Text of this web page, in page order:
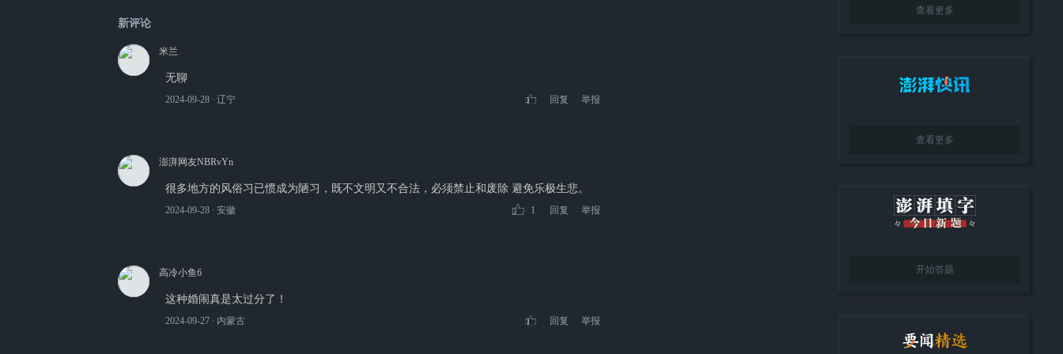
新评论
米兰
无聊
2024-09-28 ∙ 辽宁 回复 举报
澎湃网友NBRvYn
很多地方的风俗习已惯成为陋习，既不文明又不合法，必须禁止和废除 避免乐极生悲。
2024-09-28 ∙ 安徽 1 回复 举报
高冷小鱼6
这种婚闹真是太过分了！
2024-09-27 ∙ 内蒙古 回复 举报
查看更多
查看更多
开始答题